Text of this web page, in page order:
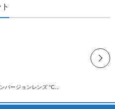
バージョンレンズ “C...